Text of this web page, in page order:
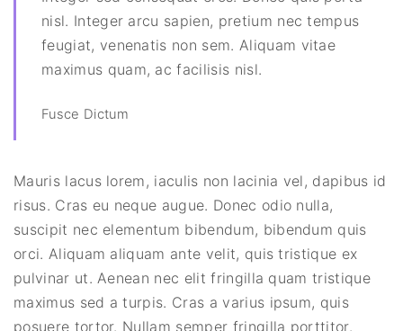
nisl. Integer arcu sapien, pretium nec tempus
feugiat, venenatis non sem. Aliquam vitae
maximus quam, ac facilisis nisl.
Fusce Dictum
Mauris lacus lorem, iaculis non lacinia vel, dapibus id
risus. Cras eu neque augue. Donec odio nulla,
suscipit nec elementum bibendum, bibendum quis
orci. Aliquam aliquam ante velit, quis tristique ex
pulvinar ut. Aenean nec elit fringilla quam tristique
maximus sed a turpis. Cras a varius ipsum, quis
posuere tortor. Nullam semper fringilla porttitor.